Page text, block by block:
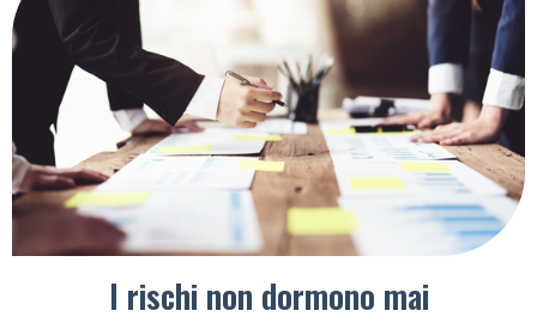
I rischi non dormono mai